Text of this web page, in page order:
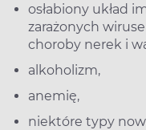
osłabiony układ
zarażonych
choroby nerek i
alkoholizm,
anemię,
niektóre typy